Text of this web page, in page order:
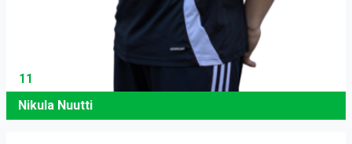
11
Nikula Nuutti